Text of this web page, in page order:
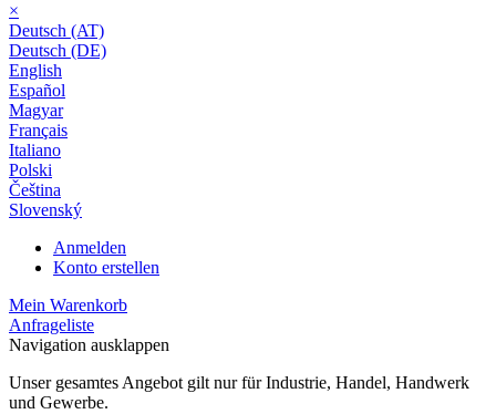
×
Deutsch (AT)
Deutsch (DE)
English
Español
Magyar
Français
Italiano
Polski
Čeština
Slovenský
Anmelden
Konto erstellen
Mein Warenkorb
Anfrageliste
Navigation ausklappen
Unser gesamtes Angebot gilt nur für Industrie, Handel, Handwerk
und Gewerbe.